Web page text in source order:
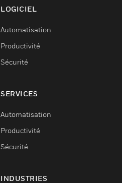
LOGICIEL
Automatisation
Productivité
Sécurité
SERVICES
Automatisation
Productivité
Sécurité
INDUSTRIES